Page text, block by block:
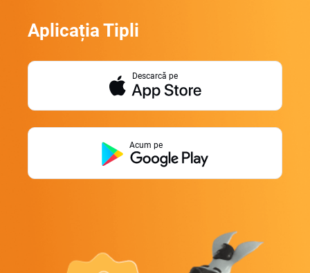
Aplicația Tipli
Descarcă pe
Acum pe